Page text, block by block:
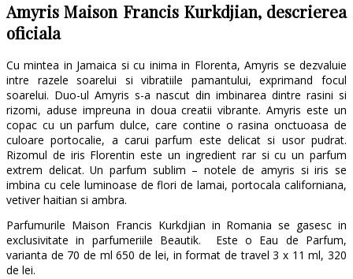
Amyris Maison Francis Kurkdjian, descrierea
oficiala
Cu mintea in Jamaica si cu inima in Florenta, Amyris se dezvaluie
intre razele soarelui si vibratiile pamantului, exprimand focul
soarelui. Duo-ul Amyris s-a nascut din imbinarea dintre rasini si
rizomi, aduse impreuna in doua creatii vibrante. Amyris este un
copac cu un parfum dulce, care contine o rasina onctuoasa de
culoare portocalie, a carui parfum este delicat si usor pudrat.
Rizomul de iris Florentin este un ingredient rar si cu un parfum
extrem delicat. Un parfum sublim – notele de amyris si iris se
imbina cu cele luminoase de flori de lamai, portocala californiana,
vetiver haitian si ambra.
Parfumurile Maison Francis Kurkdjian in Romania se gasesc in
exclusivitate in parfumeriile Beautik. Este o Eau de Parfum,
varianta de 70 de ml 650 de lei, in format de travel 3 x 11 ml, 320
de lei.